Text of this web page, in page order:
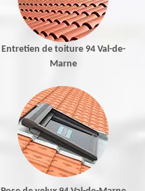
Entretien de toiture 94 Val-de-
Marne